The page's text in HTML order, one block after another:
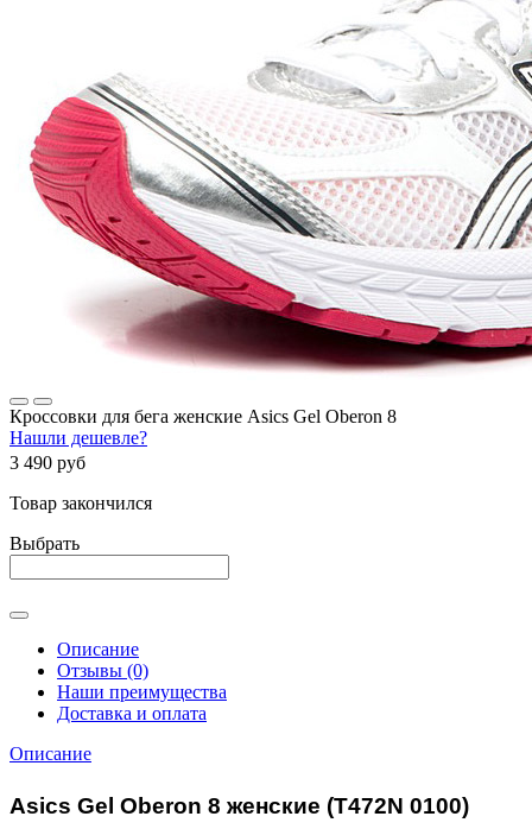
Кроссовки для бега женские Asics Gel Oberon 8
Нашли дешевле?
3 490 руб
Товар закончился
Выбрать
Описание
Отзывы (0)
Наши преимущества
Доставка и оплата
Описание
Asics Gel Oberon 8 женские (T472N 0100)